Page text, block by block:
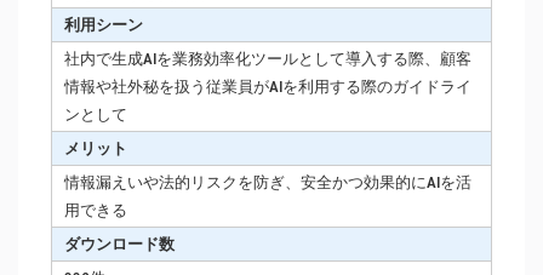
利用シーン
社内で生成AIを業務効率化ツールとして導入する際、顧客
情報や社外秘を扱う従業員がAIを利用する際のガイドライ
ンとして
メリット
情報漏えいや法的リスクを防ぎ、安全かつ効果的にAIを活
用できる
ダウンロード数